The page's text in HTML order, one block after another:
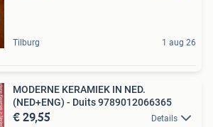
Tilburg 1 aug 26
MODERNE KERAMIEK IN NED.
(NED+ENG) - Duits 9789012066365
€ 29,55 Details